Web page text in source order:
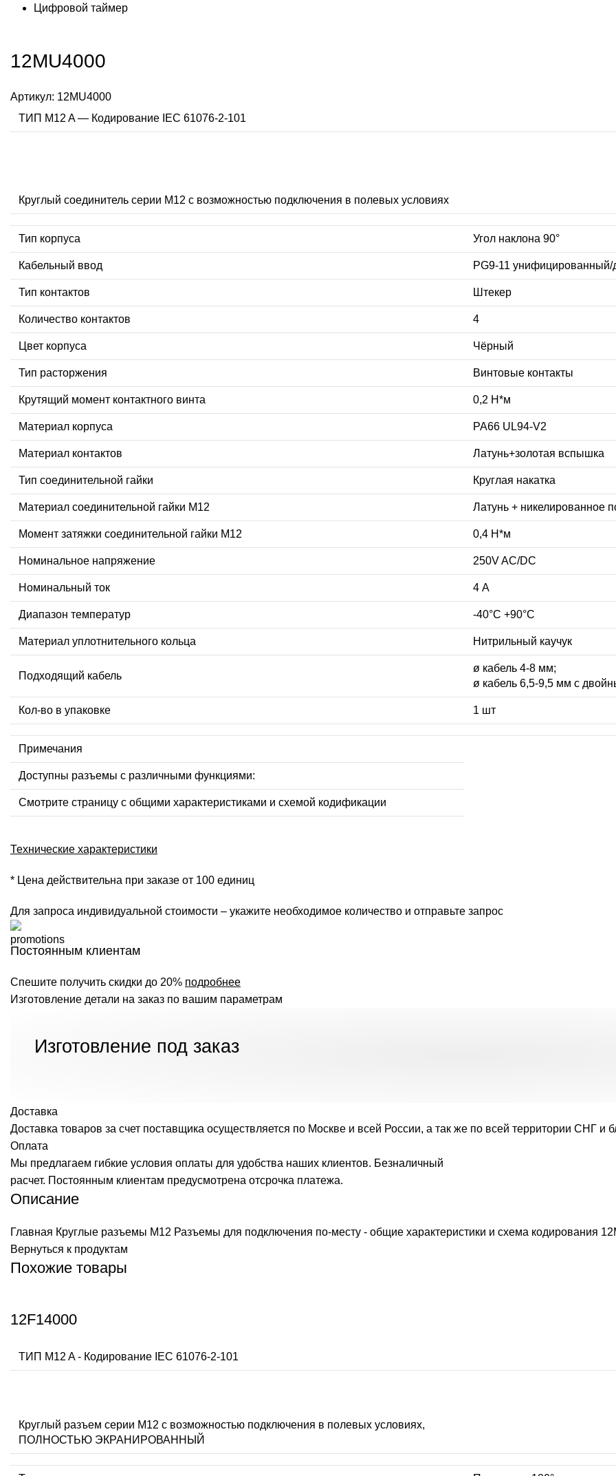
Цифровой таймер
12MU4000
Артикул: 12MU4000
ТИП M12 A — Кодирование IEC 61076-2-101
Круглый соединитель серии M12 с возможностью подключения в полевых условиях
Тип корпуса Угол наклона 90°
Кабельный ввод PG9-11
Тип контактов Штекер
Количество контактов 4
Цвет корпуса Чёрный
Тип расторжения Винтовые контакты
Крутящий момент контактного винта 0,2 Н*м
Материал корпуса PA66 UL94-V2
Материал контактов Латунь+золотая вспышка
Тип соединительной гайки Круглая накатка
Материал соединительной гайки M12 Латунь + никелированное
Момент затяжки соединительной гайки M12 0,4 Н*м
Номинальное напряжение 250V AC/DC
Номинальный ток 4 А
Диапазон температур -40°C +90°C
Материал уплотнительного кольца Нитрильный каучук
Подходящий кабель
ø кабель 4-8 мм;
ø кабель 6,5-9,5 мм с
Кол-во в упаковке 1 шт
Примечания
Доступны разъемы с различными функциями:
Смотрите страницу с общими характеристиками и схемой кодификации
Технические характеристики
* Цена действительна при заказе от 100 единиц
Для запроса индивидуальной стоимости – укажите необходимое количество и отправьте запрос
Постоянным клиентам
Спешите получить скидки до 20% подробнее
Изготовление детали на заказ по вашим параметрам
Изготовление под заказ
Доставка
Доставка товаров за счет поставщика осуществляется по Москве и всей России, а так же по всей территории СНГ и
Оплата
Мы предлагаем гибкие условия оплаты для удобства наших клиентов. Безналичный
расчет. Постоянным клиентам предусмотрена отсрочка платежа.
Описание
Главная Круглые разъемы M12 Разъемы для подключения по-месту - общие характеристики и схема кодирования
Вернуться к продуктам
Похожие товары
12F14000
ТИП M12 A - Кодирование IEC 61076-2-101
Круглый разъем серии M12 с возможностью подключения в полевых условиях,
ПОЛНОСТЬЮ ЭКРАНИРОВАННЫЙ